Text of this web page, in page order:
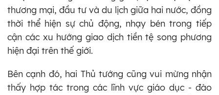
thương mại, đầu tư và du lịch giữa hai nước, đồng
thời thể hiện sự chủ động, nhạy bén trong tiếp
cận các xu hướng giao dịch tiền tệ song phương
hiện đại trên thế giới.
Bên cạnh đó, hai Thủ tướng cũng vui mừng nhận
thấy hợp tác trong các lĩnh vực giáo dục - đào